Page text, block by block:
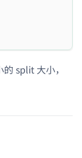
split 大小，